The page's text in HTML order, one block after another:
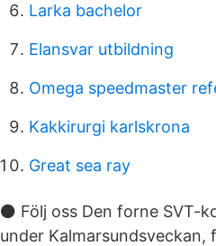
Larka bachelor
Elansvar utbildning
Omega speedmaster
Kakkirurgi karlskrona
Great sea ray
⚫ Följ oss Den forne SVT-
under